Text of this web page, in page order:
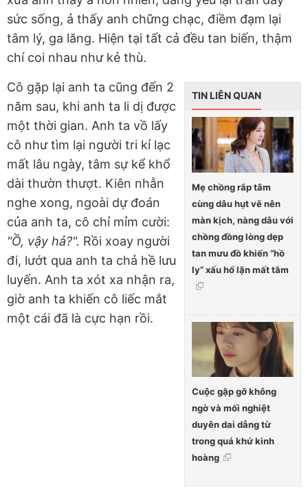
sức sống, ả thấy anh chững chạc, điềm đạm lại
tâm lý, ga lăng. Hiện tại tất cả đều tan biến, thậm
chí coi nhau như kẻ thù.
TIN LIÊN QUAN
Mẹ chồng rắp tâm
cùng dâu hụt vẽ nên
màn kịch, nàng dâu với
chồng đồng lòng dẹp
tan mưu đồ khiến “hồ
ly” xấu hổ lặn mất tăm
Cuộc gặp gỡ không
ngờ và mối nghiệt
duyên dai dẳng từ
trong quá khứ kinh
hoàng
Cô gặp lại anh ta cũng đến 2
năm sau, khi anh ta li dị được
một thời gian. Anh ta vồ lấy
cô như tìm lại người tri kỉ lạc
mất lâu ngày, tâm sự kể khổ
dài thườn thượt. Kiên nhẫn
nghe xong, ngoài dự đoán
của anh ta, cô chỉ mỉm cười:
"Ồ, vậy hả?". Rồi xoay người
đi, lướt qua anh ta chả hề lưu
luyến. Anh ta xót xa nhận ra,
giờ anh ta khiến cô liếc mắt
một cái đã là cực hạn rồi.